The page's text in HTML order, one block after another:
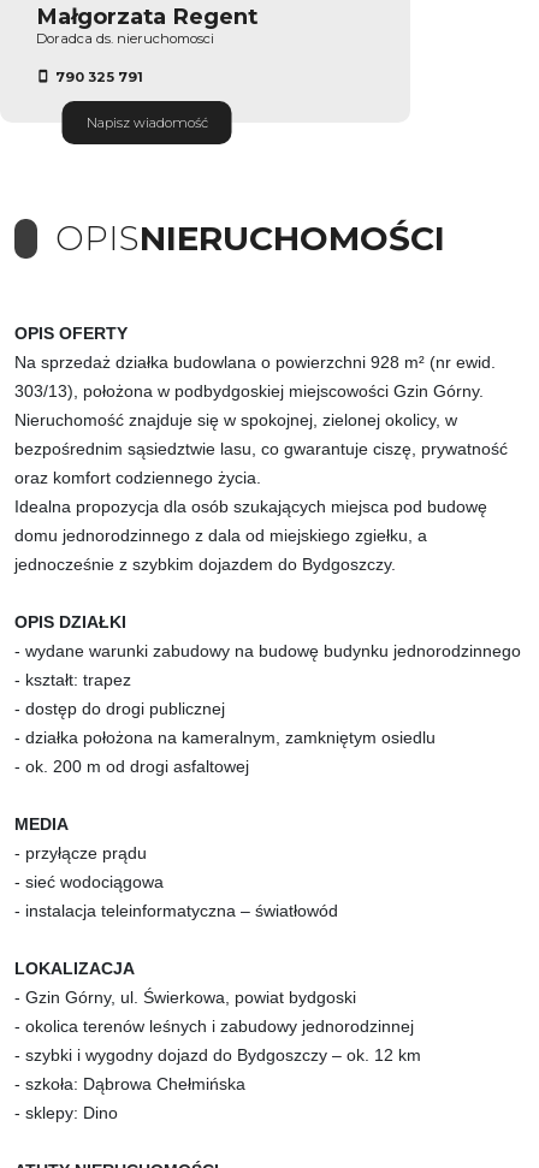
Małgorzata Regent
Doradca ds. nieruchomosci
790 325 791
Napisz wiadomość
OPISNIERUCHOMOŚCI
OPIS OFERTY
Na sprzedaż działka budowlana o powierzchni 928 m² (nr ewid.
303/13), położona w podbydgoskiej miejscowości Gzin Górny.
Nieruchomość znajduje się w spokojnej, zielonej okolicy, w
bezpośrednim sąsiedztwie lasu, co gwarantuje ciszę, prywatność
oraz komfort codziennego życia.
Idealna propozycja dla osób szukających miejsca pod budowę
domu jednorodzinnego z dala od miejskiego zgiełku, a
jednocześnie z szybkim dojazdem do Bydgoszczy.
OPIS DZIAŁKI
- wydane warunki zabudowy na budowę budynku jednorodzinnego
- kształt: trapez
- dostęp do drogi publicznej
- działka położona na kameralnym, zamkniętym osiedlu
- ok. 200 m od drogi asfaltowej
MEDIA
- przyłącze prądu
- sieć wodociągowa
- instalacja teleinformatyczna – światłowód
LOKALIZACJA
- Gzin Górny, ul. Świerkowa, powiat bydgoski
- okolica terenów leśnych i zabudowy jednorodzinnej
- szybki i wygodny dojazd do Bydgoszczy – ok. 12 km
- szkoła: Dąbrowa Chełmińska
- sklepy: Dino